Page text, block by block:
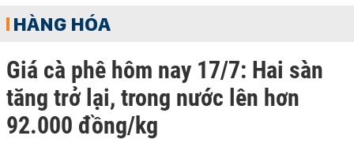
HÀNG HÓA
Giá cà phê hôm nay 17/7: Hai sàn
tăng trở lại, trong nước lên hơn
92.000 đồng/kg